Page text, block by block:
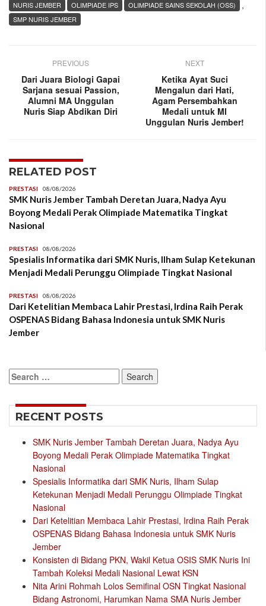
,
NURIS JEMBER OLIMPIADE IPS
OLIMPIADE SAINS SEKOLAH (OSS)
SMP NURIS JEMBER
PREVIOUS
Dari Juara Biologi Gapai
Sarjana sesuai Passion,
Alumni MA Unggulan
Nuris Siap Abdikan Diri
NEXT
Ketika Ayat Suci
Mengalun dari Hati,
Agam Persembahkan
Medali untuk MI
Unggulan Nuris Jember!
RELATED POST
PRESTASI 08/08/2026
SMK Nuris Jember Tambah Deretan Juara, Nadya Ayu
Boyong Medali Perak Olimpiade Matematika Tingkat
Nasional
PRESTASI 08/08/2026
Spesialis Informatika dari SMK Nuris, Ilham Sulap Ketekunan
Menjadi Medali Perunggu Olimpiade Tingkat Nasional
PRESTASI 08/08/2026
Dari Ketelitian Membaca Lahir Prestasi, Irdina Raih Perak
OSPENAS Bidang Bahasa Indonesia untuk SMK Nuris
Jember
Search
for:
RECENT POSTS
SMK Nuris Jember Tambah Deretan Juara, Nadya Ayu
Boyong Medali Perak Olimpiade Matematika Tingkat
Nasional
Spesialis Informatika dari SMK Nuris, Ilham Sulap
Ketekunan Menjadi Medali Perunggu Olimpiade Tingkat
Nasional
Dari Ketelitian Membaca Lahir Prestasi, Irdina Raih Perak
OSPENAS Bidang Bahasa Indonesia untuk SMK Nuris
Jember
Konsisten di Bidang PKN, Wakil Ketua OSIS SMK Nuris Ini
Tambah Koleksi Medali Nasional Lewat KSN
Nita Arini Rohmah Lolos Semifinal OSN Tingkat Nasional
Bidang Astronomi, Harumkan Nama SMA Nuris Jember